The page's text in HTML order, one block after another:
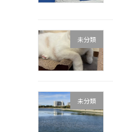
未分類
未分類